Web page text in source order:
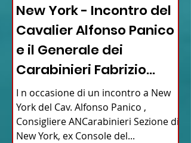
New York - Incontro del
Cavalier Alfonso Panico
e il Generale dei
Carabinieri Fabrizio
Parrulli
I n occasione di un incontro a New
York del Cav. Alfonso Panico ,
Consigliere ANCarabinieri Sezione di
New York, ex Console del...